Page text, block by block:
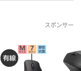
スポンサー